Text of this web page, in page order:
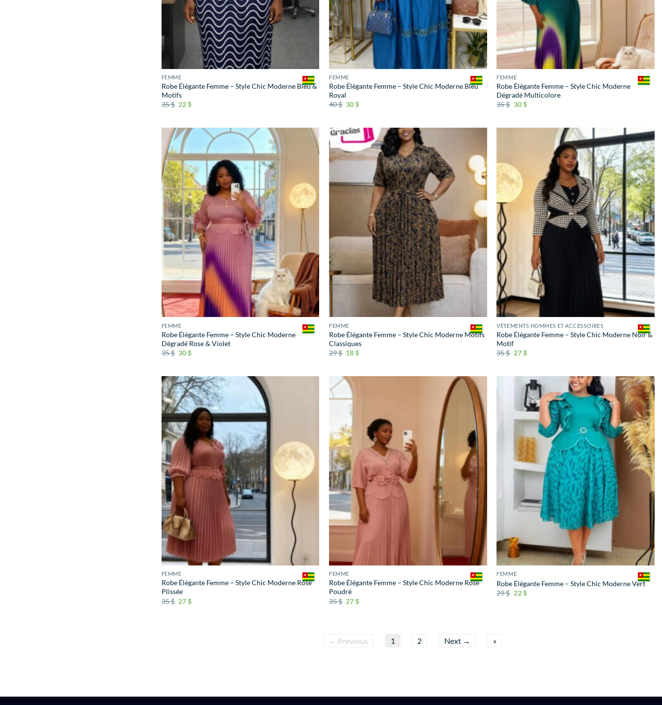
FEMME
Robe Élégante Femme – Style Chic Moderne Bleu &
Motifs
35$ 22$
FEMME
Robe Élégante Femme – Style Chic Moderne Bleu
Royal
40$ 30$
FEMME
Robe Élégante Femme – Style Chic Moderne
Dégradé Multicolore
35$ 30$
FEMME
Robe Élégante Femme – Style Chic Moderne
Dégradé Rose & Violet
35$ 30$
FEMME
Robe Élégante Femme – Style Chic Moderne Motifs
Classiques
29$ 18$
VÊTEMENTS HOMMES ET ACCESSOIRES
Robe Élégante Femme – Style Chic Moderne Noir &
Motif
35$ 27$
FEMME
Robe Élégante Femme – Style Chic Moderne Rose
Plissée
35$ 27$
FEMME
Robe Élégante Femme – Style Chic Moderne Rose
Poudré
35$ 27$
FEMME
Robe Élégante Femme – Style Chic Moderne Vert
29$ 22$
← Previous 1 2 Next → »